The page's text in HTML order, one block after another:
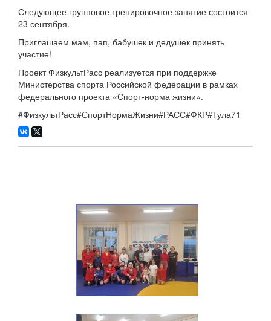
Следующее групповое тренировочное занятие состоится
23 сентября.
Приглашаем мам, пап, бабушек и дедушек принять
участие!
Проект ФизкультРасс реализуется при поддержке
Министерства спорта Российской федерации в рамках
федерального проекта «Спорт-норма жизни».
#ФизкультРасс#СпортНормаЖизни#РАСС#ФКР#Тула71